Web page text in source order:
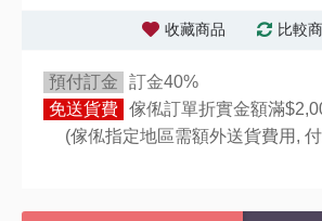
收藏商品 比較
預付訂金
訂金40%
免送貨費 傢俬訂單折實金額滿
(傢俬指定地區需額外送貨費用,